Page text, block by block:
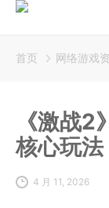
首页 网络游戏
《激战
核心玩法
4 月 11, 2026